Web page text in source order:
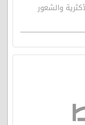
اتباع الأكثرية والشعور